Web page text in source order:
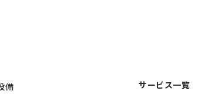
備
サービス一覧